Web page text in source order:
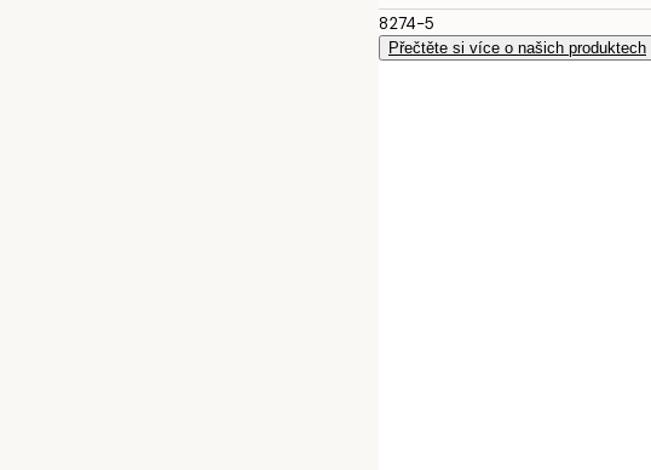
8274-5
Přečtěte si více o našich produktech